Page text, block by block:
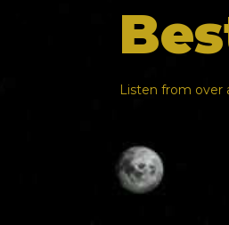
Listen from over